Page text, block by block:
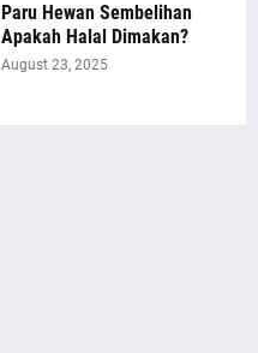
Paru Hewan Sembelihan
Apakah Halal Dimakan?
August 23, 2025